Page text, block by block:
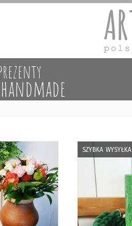
handmade
szybka wysyłka